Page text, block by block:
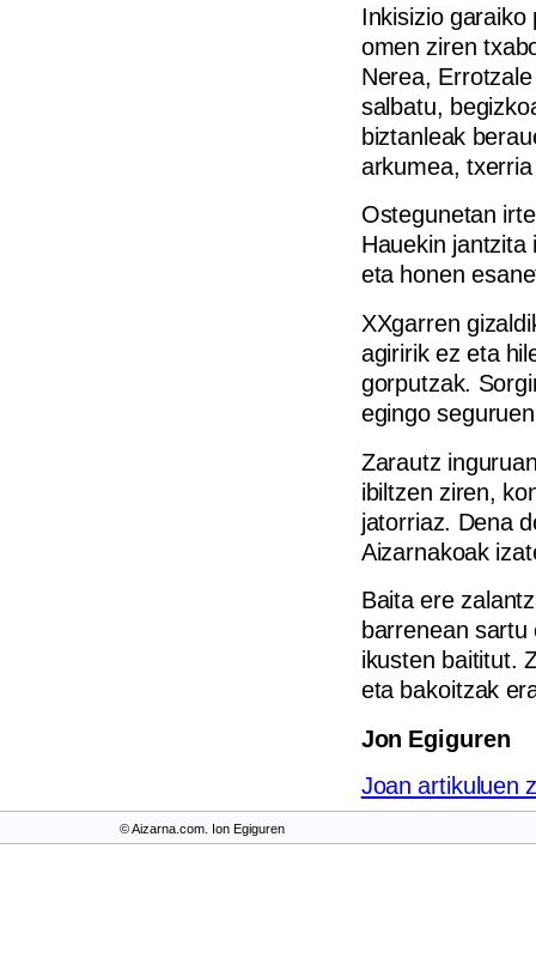
Inkisizio
omen ziren
Nerea,
salbatu,
biztanleak
arkumea,
Ostegunetan
Hauekin
eta honen
XXgarren
agiririk ez eta
gorputzak.
egingo
Zarautz
ibiltzen ziren,
jatorriaz. Dena
Aizarnakoak
Baita ere
barrenean
ikusten baititut.
eta bakoitzak
Jon Egiguren
Joan artikuluen
© Aizarna.com. Ion Egiguren